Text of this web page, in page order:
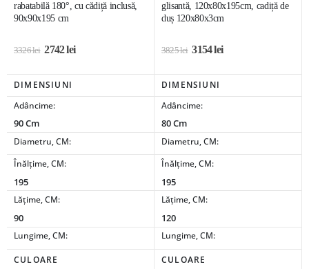
rabatabilă 180°, cu cădiță inclusă,
90x90x195 cm
3326lei 2742lei
glisantă, 120x80x195cm, cadiță de
duș 120x80x3cm
3825lei 3154lei
DIMENSIUNI
DIMENSIUNI
Adâncime:
90 Cm
Adâncime:
80 Cm
Diametru, CM:
Diametru, CM:
Înălțime, CM:
195
Înălțime, CM:
195
Lățime, CM:
90
Lățime, CM:
120
Lungime, CM: Lungime, CM:
CULOARE
CULOARE